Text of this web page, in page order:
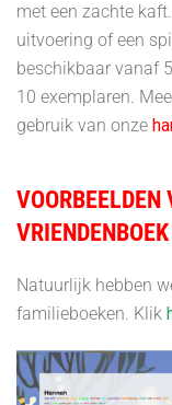
met een zachte
uitvoering of een
beschikbaar vanaf
10 exemplaren.
gebruik van onze
VOORBEELDEN
Natuurlijk hebben
familieboeken. Klik